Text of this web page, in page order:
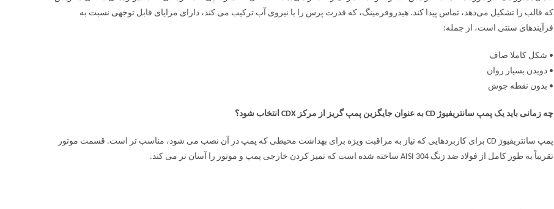
که قالب را تشکیل می‌دهد، تماس پیدا کند. هیدروفرمینگ، که قدرت پرس را با نیروی آب ترکیب می کند، دارای مزایای قابل توجهی نسبت به
فرآیندهای سنتی است، از جمله:
• شکل کاملا صاف
• دویدن بسیار روان
• بدون نقطه جوش
چه زمانی باید یک پمپ سانتریفیوژ CD به عنوان جایگزین پمپ گریز از مرکز CDX انتخاب شود؟
پمپ سانتریفیوژ CD برای کاربردهایی که نیاز به مراقبت ویژه برای بهداشت محیطی که پمپ در آن نصب می شود، مناسب تر است. قسمت موتور
تقریباً به طور کامل از فولاد ضد زنگ AISI 304 ساخته شده است که تمیز کردن خارجی پمپ و موتور را آسان تر می کند.